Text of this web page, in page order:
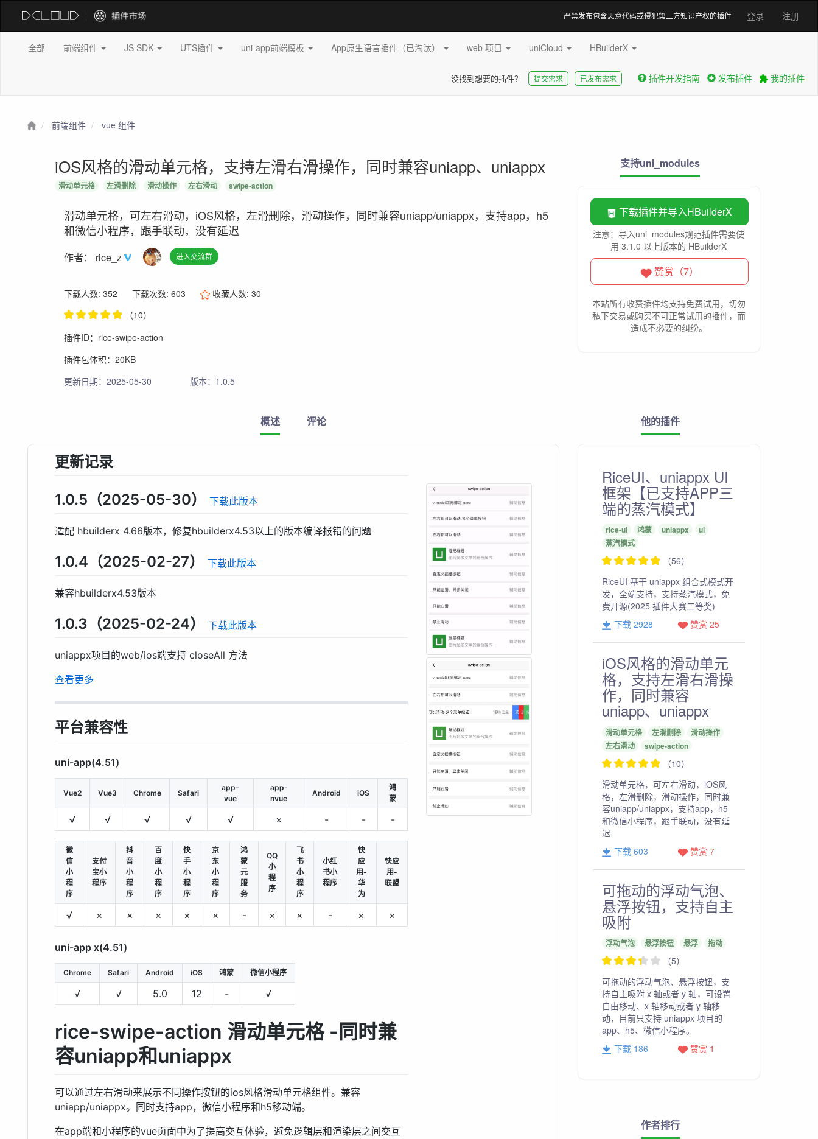
登录 注册
严禁发布包含恶意代码或侵犯第三方知识产权的插件
全部 前端组件 JS SDK UTS插件 uni-app前端模板 App原生语言插件（已淘汰） web 项目 uniCloud HBuilderX
没找到想要的插件？ 提交需求 已发布需求 插件开发指南 发布插件 我的插件
前端组件 vue 组件
iOS风格的滑动单元格，支持左滑右滑操作，同时兼容uniapp、uniappx
滑动单元格 左滑删除 滑动操作 左右滑动 swipe-action
滑动单元格，可左右滑动，iOS风格，左滑删除，滑动操作，同时兼容uniapp/uniappx，支持app，h5
和微信小程序，跟手联动，没有延迟
作者： rice_z 进入交流群
下载人数: 352 下载次数: 603 收藏人数:30
（10）
插件ID：rice-swipe-action
插件包体积：20KB
更新日期：2025-05-30
版本：1.0.5
支持uni_modules
下载插件并导入HBuilderX
注意：导入uni_modules规范插件需要使
用 3.1.0 以上版本的 HBuilderX
赞赏（7）
本站所有收费插件均支持免费试用，切勿
私下交易或购买不可正常试用的插件，而
造成不必要的纠纷。
概述 评论
更新记录
1.0.5（2025-05-30） 下载此版本
适配 hbuilderx 4.66版本，修复hbuilderx4.53以上的版本编译报错的问题
1.0.4（2025-02-27） 下载此版本
兼容hbuilderx4.53版本
1.0.3（2025-02-24） 下载此版本
uniappx项目的web/ios端支持 closeAll 方法
查看更多
平台兼容性
uni-app(4.51)
Vue2 Vue3 Chrome Safari
app-
vue
app-
nvue
Android iOS
鸿
蒙
√ √ √ √ √ × - - -
微
信
小
程
序
支付
宝小
程序
抖
音
小
程
序
百
度
小
程
序
快
手
小
程
序
京
东
小
程
序
鸿
蒙
元
服
务
QQ
小
程
序
飞
书
小
程
序
小红
书小
程序
快
应
用-
华
为
快应
用-
联盟
√ × × × × × - × × - × ×
uni-app x(4.51)
Chrome Safari Android iOS 鸿蒙 微信小程序
√ √ 5.0 12 - √
rice-swipe-action 滑动单元格 -同时兼
容uniapp和uniappx
可以通过左右滑动来展示不同操作按钮的ios风格滑动单元格组件。兼容
uniapp/uniappx。同时支持app，微信小程序和h5移动端。
在app端和小程序的vue页面中为了提高交互体验，避免逻辑层和渲染层之间交互
他的插件
RiceUI、uniappx UI
框架【已支持APP三
端的蒸汽模式】
rice-ui 鸿蒙 uniappx
ui
蒸汽模式
（56）
RiceUI 基于 uniappx 组合式模式开
发，全端支持，支持蒸汽模式，免
费开源(2025 插件大赛二等奖)
下载 2928
赞赏 25
iOS风格的滑动单元
格，支持左滑右滑操
作，同时兼容
uniapp、uniappx
滑动单元格 左滑删除
滑动操作
左右滑动
swipe-action
（10）
滑动单元格，可左右滑动，iOS风
格，左滑删除，滑动操作，同时兼
容uniapp/uniappx，支持app，h5
和微信小程序，跟手联动，没有延
迟
下载 603
赞赏 7
可拖动的浮动气泡、
悬浮按钮，支持自主
吸附
浮动气泡 悬浮按钮 悬浮 拖动
（5）
可拖动的浮动气泡、悬浮按钮，支
持自主吸附 x 轴或者 y 轴，可设置
自由移动、x 轴移动或者 y 轴移
动，目前只支持 uniappx 项目的
app、h5、微信小程序。
下载 186
赞赏 1
作者排行